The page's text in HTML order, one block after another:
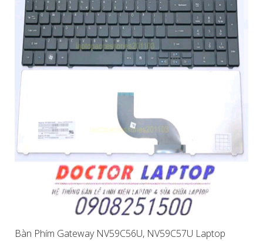
Bàn Phím Gateway NV59C56U, NV59C57U Laptop